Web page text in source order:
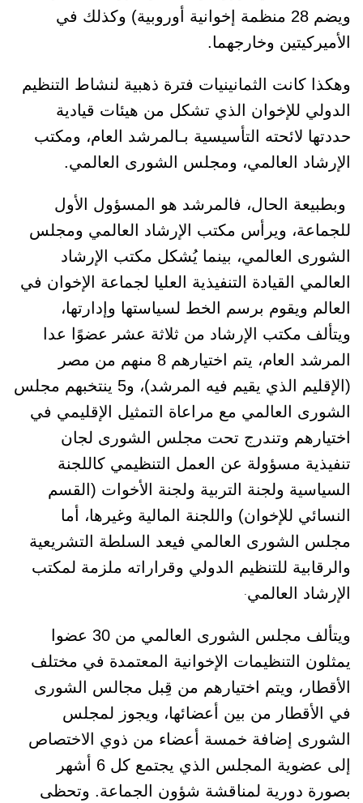
ويضم 28 منظمة إخوانية أوروبية) وكذلك في
الأميركيتين وخارجهما.
وهكذا كانت الثمانينيات فترة ذهبية لنشاط التنظيم
الدولي للإخوان الذي تشكل من هيئات قيادية
حددتها لائحته التأسيسية بـالمرشد العام، ومكتب
الإرشاد العالمي، ومجلس الشورى العالمي.
وبطبيعة الحال، فالمرشد هو المسؤول الأول
للجماعة، ويرأس مكتب الإرشاد العالمي ومجلس
الشورى العالمي، بينما يُشكل مكتب الإرشاد
العالمي القيادة التنفيذية العليا لجماعة الإخوان في
العالم ويقوم برسم الخط لسياستها وإدارتها،
ويتألف مكتب الإرشاد من ثلاثة عشر عضوًا عدا
المرشد العام، يتم اختيارهم 8 منهم من مصر
(الإقليم الذي يقيم فيه المرشد)، و5 ينتخبهم مجلس
الشورى العالمي مع مراعاة التمثيل الإقليمي في
اختيارهم وتندرج تحت مجلس الشورى لجان
تنفيذية مسؤولة عن العمل التنظيمي كاللجنة
السياسية ولجنة التربية ولجنة الأخوات (القسم
النسائي للإخوان) واللجنة المالية وغيرها، أما
مجلس الشورى العالمي فيعد السلطة التشريعية
والرقابية للتنظيم الدولي وقراراته ملزمة لمكتب
الإرشاد العالمي.
ويتألف مجلس الشورى العالمي من 30 عضوا
يمثلون التنظيمات الإخوانية المعتمدة في مختلف
الأقطار، ويتم اختيارهم من قِبل مجالس الشورى
في الأقطار من بين أعضائها، ويجوز لمجلس
الشورى إضافة خمسة أعضاء من ذوي الاختصاص
إلى عضوية المجلس الذي يجتمع كل 6 أشهر
بصورة دورية لمناقشة شؤون الجماعة. وتحظى